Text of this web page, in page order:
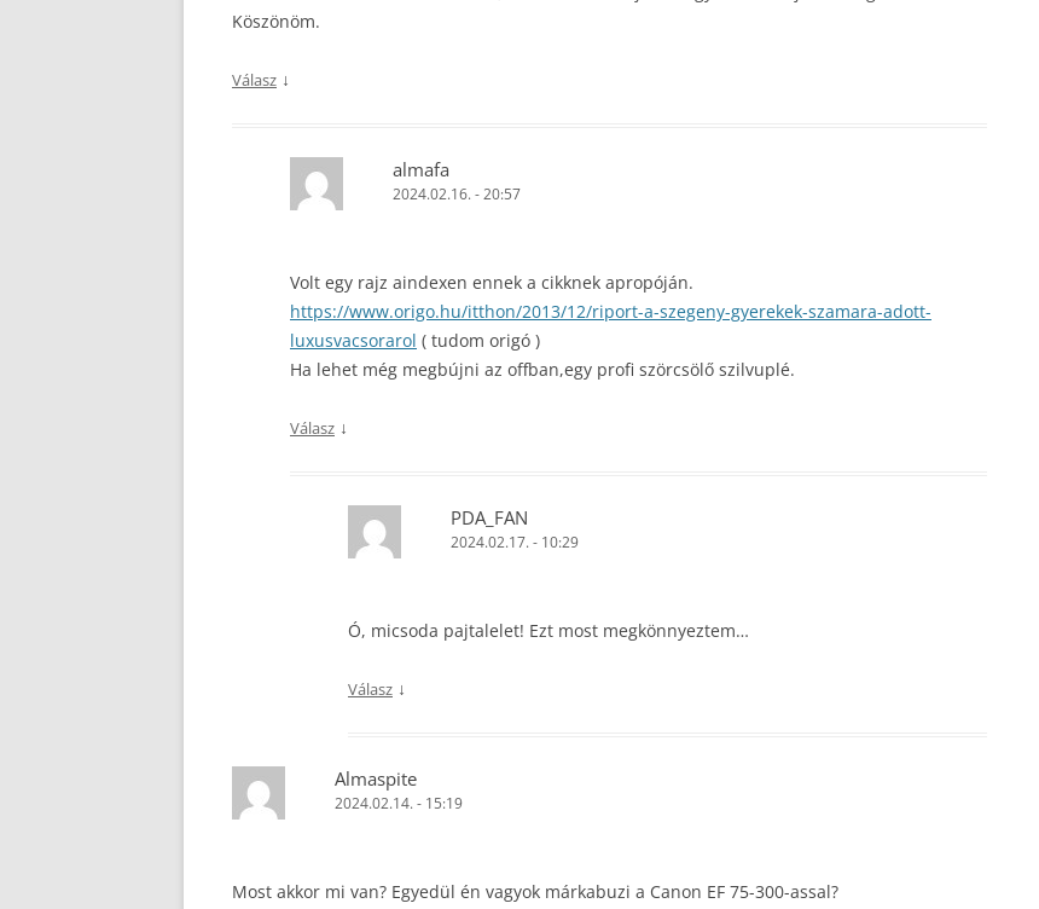
Köszönöm.
Válasz ↓
almafa
2024.02.16. - 20:57
Volt egy rajz aindexen ennek a cikknek apropóján.
https://www.origo.hu/itthon/2013/12/riport-a-szegeny-gyerekek-szamara-adott-
luxusvacsorarol ( tudom origó )
Ha lehet még megbújni az offban,egy profi szörcsölő szilvuplé.
Válasz ↓
PDA_FAN
2024.02.17. - 10:29
Ó, micsoda pajtalelet! Ezt most megkönnyeztem…
Válasz ↓
Almaspite
2024.02.14. - 15:19
Most akkor mi van? Egyedül én vagyok márkabuzi a Canon EF 75-300-assal?